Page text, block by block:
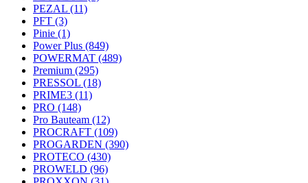
PEZAL (11)
PFT (3)
Pinie (1)
Power Plus (849)
POWERMAT (489)
Premium (295)
PRESSOL (18)
PRIME3 (11)
PRO (148)
Pro Bauteam (12)
PROCRAFT (109)
PROGARDEN (390)
PROTECO (430)
PROWELD (96)